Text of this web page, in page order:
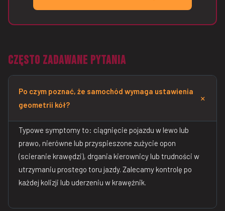
Często zadawane pytania
Po czym poznać, że samochód wymaga ustawienia
geometrii kół?
Typowe symptomy to: ciągnięcie pojazdu w lewo lub
prawo, nierówne lub przyspieszone zużycie opon
(scieranie krawędzi), drgania kierownicy lub trudności w
utrzymaniu prostego toru jazdy. Zalecamy kontrolę po
każdej kolizji lub uderzeniu w krawęźnik.